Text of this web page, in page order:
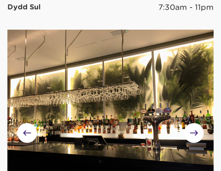
Dydd Sul 7:30am - 11pm